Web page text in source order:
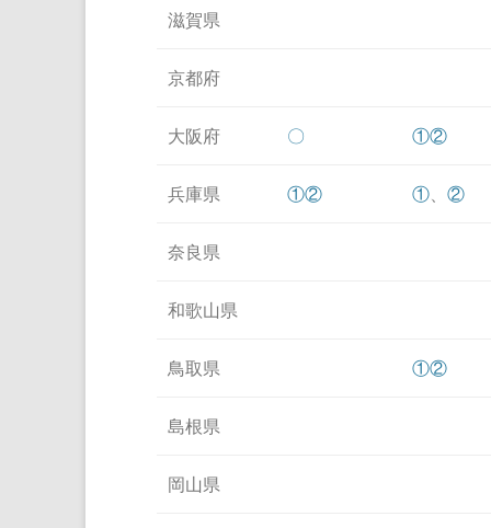
滋賀県
京都府
大阪府 〇 ①②
兵庫県 ①② ①、②
奈良県
和歌山県
鳥取県 ①②
島根県
岡山県